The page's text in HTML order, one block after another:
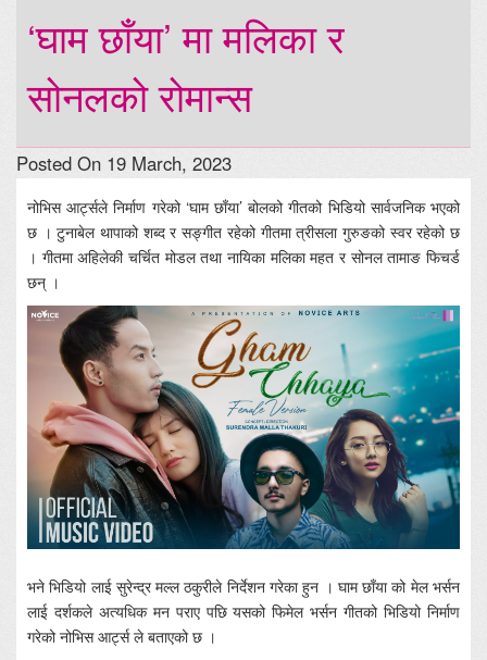
‘घाम छाँया’ मा मलिका र
सोनलको रोमान्स
Posted On 19 March, 2023
नोभिस आर्ट्सले निर्माण गरेको ‘घाम छाँया’ बोलको गीतको भिडियो सार्वजनिक भएको
छ । टुनाबेल थापाको शब्द र सङ्गीत रहेको गीतमा त्रीसला गुरुङको स्वर रहेको छ
। गीतमा अहिलेकी चर्चित मोडल तथा नायिका मलिका महत र सोनल तामाङ फिचर्ड
छन् ।
भने भिडियो लाई सुरेन्द्र मल्ल ठकुरीले निर्देशन गरेका हुन । घाम छाँया को मेल भर्सन
लाई दर्शकले अत्यधिक मन पराए पछि यसको फिमेल भर्सन गीतको भिडियो निर्माण
गरेको नोभिस आर्ट्स ले बताएको छ ।